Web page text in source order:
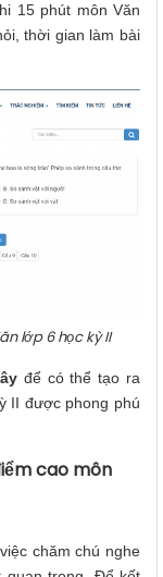
15 phút môn Văn
thời gian làm bài
lớp 6 học kỳ II
để có thể tạo ra
II được phong phú
cao môn
chăm chú nghe